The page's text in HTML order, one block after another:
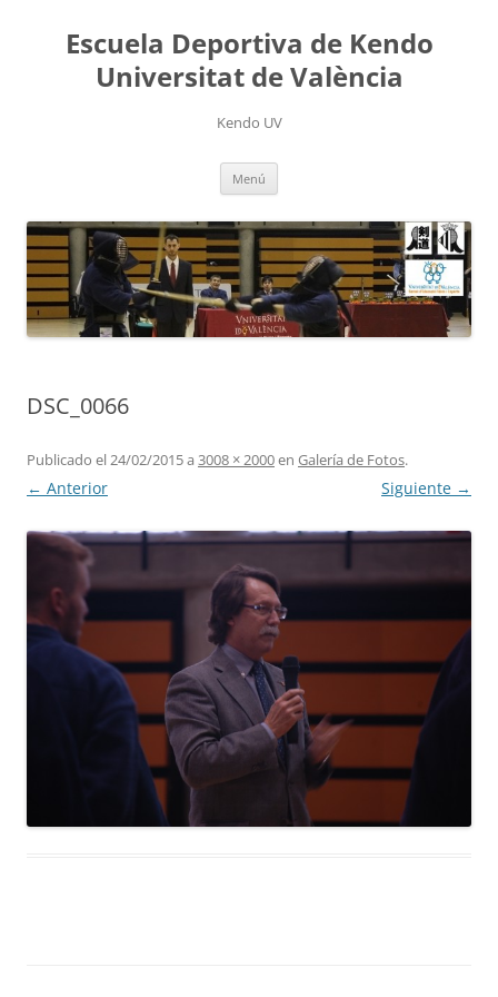
contenidoEscuela Deportiva de Kendo
Universitat de València
Kendo UV
Menú
DSC_0066
Publicado el24/02/2015a 3008 × 2000en Galería de Fotos.
← Anterior Siguiente →